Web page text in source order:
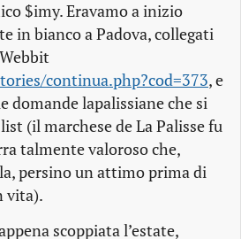
$imy. Eravamo a inizio
in bianco a Padova, collegati
Webbit
continua.php?cod=373, e
domande lapalissiane che si
(il marchese de La Palisse fu
talmente valoroso che,
persino un attimo prima di
vita).
scoppiata l’estate,